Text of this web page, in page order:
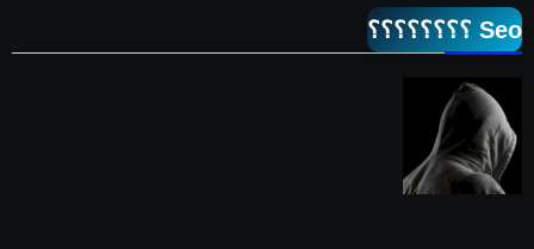
Seo ؟؟؟؟؟؟؟؟